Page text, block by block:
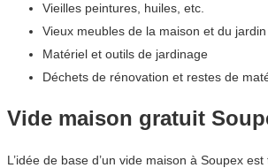
Vieilles peintures, huiles, etc.
Vieux meubles de la maison et du jardin
Matériel et outils de jardinage
Déchets de rénovation et restes de
Vide maison gratuit
L’idée de base d’un vide maison à Soupex